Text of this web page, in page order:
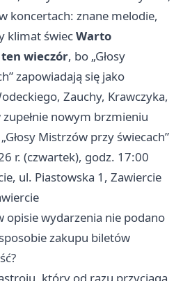
koncertach: znane melodie,
klimat świecWarto
wieczór, bo „Głosy
zapowiadają się jako
Zauchy, Krawczyka,
nowym brzmieniu
Mistrzów przy świecach”
r. (czwartek), godz. 17:00
ul. Piastowska 1, Zawiercie
opisie wydarzenia nie podano
zakupu biletów